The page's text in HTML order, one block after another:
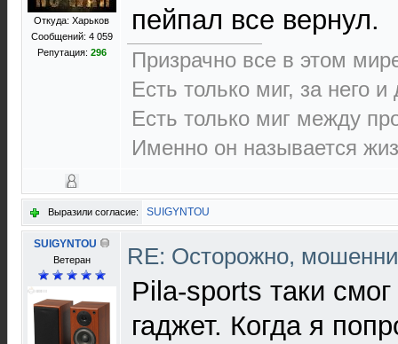
Откуда: Харьков
Сообщений: 4 059
Репутация: 296
пейпал все вернул.
Призрачно все в этом
Есть только миг, за него
Есть только миг между
Именно он называется
Выразили согласие: SUIGYNTOU
SUIGYNTOU
Ветеран RE: Осторожно,
Pila-sports таки
гаджет. Когда я